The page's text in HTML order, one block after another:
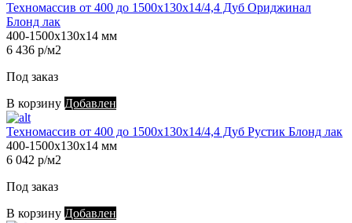
Техномассив от 400 до 1500х130х14/4,4 Дуб Ориджинал
Блонд лак
400-1500х130х14 мм
6 436 р/м2
Под заказ
В корзину Добавлен
Техномассив от 400 до 1500х130х14/4,4 Дуб Рустик Блонд лак
400-1500х130х14 мм
6 042 р/м2
Под заказ
В корзину Добавлен